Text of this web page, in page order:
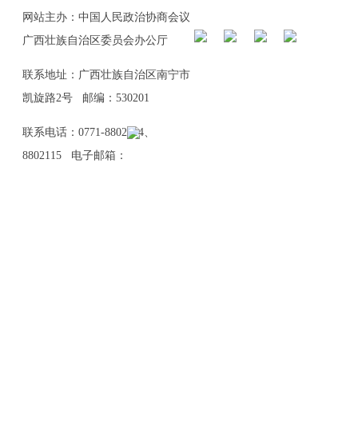
网站主办：中国人民政治协商会议
广西壮族自治区委员会办公厅
联系地址：广西壮族自治区南宁市
凯旋路2号 邮编：530201
联系电话：0771-8802114、
8802115 电子邮箱：